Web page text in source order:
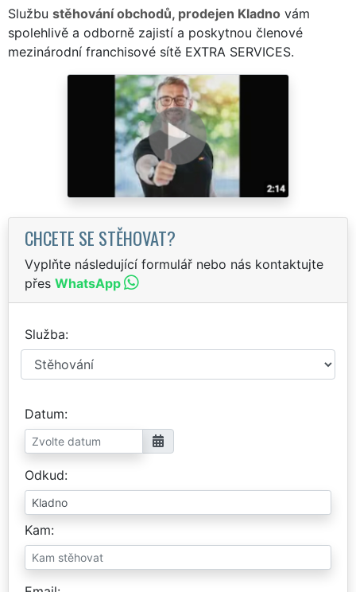
Službu stěhování obchodů, prodejen Kladno vám
spolehlivě a odborně zajistí a poskytnou členové
mezinárodní franchisové sítě EXTRA SERVICES.
CHCETE SE STĚHOVAT?
Vyplňte následující formulář nebo nás kontaktujte
přes WhatsApp
Služba
Datum
Odkud
Kam